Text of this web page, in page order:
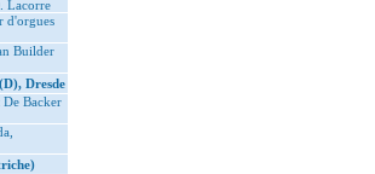
Lacorre
d'orgues
Builder
Dresde
Backer